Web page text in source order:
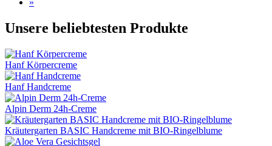
Unsere beliebtesten Produkte
Hanf Körpercreme
Hanf Handcreme
Alpin Derm 24h-Creme
Kräutergarten BASIC Handcreme mit BIO-Ringelblume